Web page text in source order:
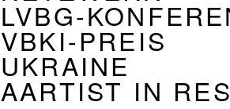
LVBG-
VBKI-PREIS
UKRAINE
AARTIST IN